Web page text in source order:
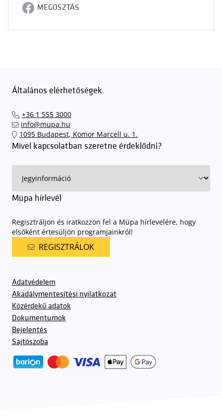
MEGOSZTÁS
Általános elérhetőségek
+36 1 555 3000
info@mupa.hu
1095 Budapest, Komor Marcell u. 1.
Mivel kapcsolatban szeretne érdeklődni?
Müpa hírlevél
Regisztráljon és iratkozzon fel a Müpa hírlevelére, hogy
elsőként értesüljön programjainkról!
REGISZTRÁLOK
Adatvédelem
Akadálymentesítési nyilatkozat
Közérdekű adatok
Dokumentumok
Bejelentés
Sajtószoba